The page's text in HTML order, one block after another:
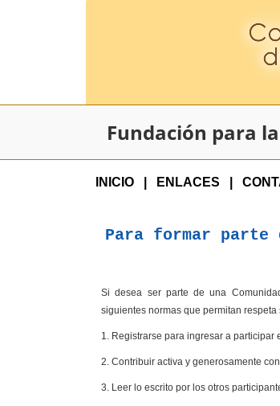
Fundación para
INICIO ENLACES
Para formar parte
Si desea ser parte de una
siguientes normas que permitan
1. Registrarse para ingresar a participar
2. Contribuir activa y generosamente
3. Leer lo escrito por los otros